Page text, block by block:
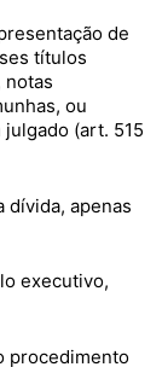
de
títulos
notas
ou
(art. 515
dívida, apenas
executivo,
procedimento